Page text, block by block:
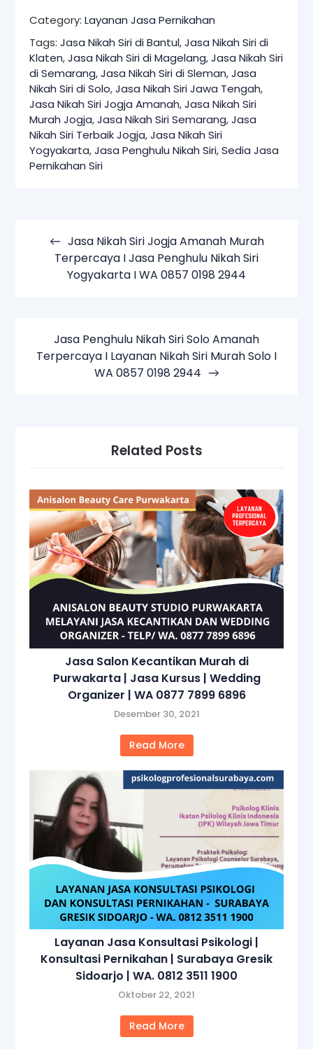
Category:Layanan Jasa Pernikahan
Tags:Jasa Nikah Siri di Bantul,Jasa Nikah Siri di
Klaten,Jasa Nikah Siri di Magelang,Jasa Nikah Siri
di Semarang,Jasa Nikah Siri di Sleman,Jasa
Nikah Siri di Solo,Jasa Nikah Siri Jawa Tengah,
Jasa Nikah Siri Jogja Amanah,Jasa Nikah Siri
Murah Jogja,Jasa Nikah Siri Semarang,Jasa
Nikah Siri Terbaik Jogja,Jasa Nikah Siri
Yogyakarta,Jasa Penghulu Nikah Siri,Sedia Jasa
Pernikahan Siri
Jasa Nikah Siri Jogja Amanah Murah
Terpercaya I Jasa Penghulu Nikah Siri
Yogyakarta I WA 0857 0198 2944
Jasa Penghulu Nikah Siri Solo Amanah
Terpercaya I Layanan Nikah Siri Murah Solo I
WA 0857 0198 2944
Related Posts
Jasa Salon Kecantikan Murah di
Purwakarta | Jasa Kursus | Wedding
Organizer | WA 0877 7899 6896
Desember 30, 2021
Read More
Layanan Jasa Konsultasi Psikologi |
Konsultasi Pernikahan | Surabaya Gresik
Sidoarjo | WA. 0812 3511 1900
Oktober 22, 2021
Read More